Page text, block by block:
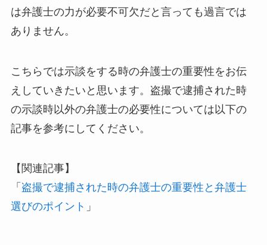
は弁護士の力が必要不可欠だと言っても過言では
ありません。
こちらでは示談をする時の弁護士の重要性をお伝
えしていきたいと思います。盗撮で逮捕された時
の示談時以外の弁護士の必要性については以下の
記事を参考にしてください。
【関連記事】
「 盗撮で逮捕された時の弁護士の重要性と弁護士
選びのポイント 」